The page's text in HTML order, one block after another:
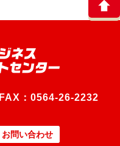
FAX：0564-26-2232
お問い合わせ